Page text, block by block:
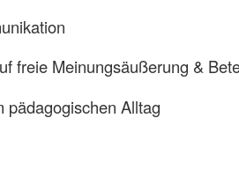
freie Meinungsäußerung &
pädagogischen Alltag